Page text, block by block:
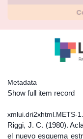
Metadata
Show full item record
xmlui.dri2xhtml.METS-
Riggi, J. C. (1980).
el nuevo esquema